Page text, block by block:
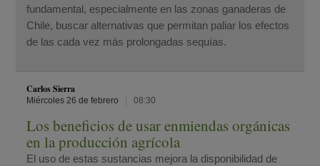
fundamental, especialmente en las zonas ganaderas de
Chile, buscar alternativas que permitan paliar los efectos
de las cada vez más prolongadas sequías.
Carlos Sierra
Miércoles 26 de febrero 08:30
Los beneficios de usar enmiendas orgánicas
en la producción agrícola
El uso de estas sustancias mejora la disponibilidad de